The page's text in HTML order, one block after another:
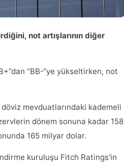
not artışlarının diğer
“BB-“ye yükseltirken, not
mevduatlarındaki kademeli
dönem sonuna kadar 158
165 milyar dolar.
kuruluşu Fitch Ratings'in